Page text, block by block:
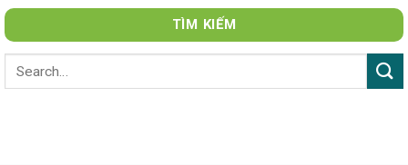
TÌM KIẾM